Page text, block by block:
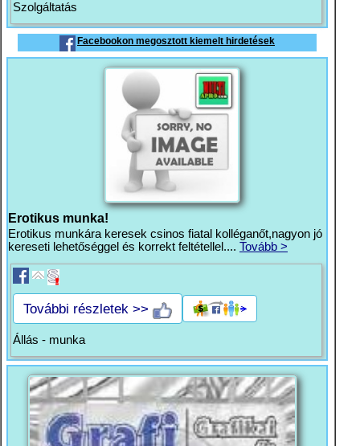
Szolgáltatás
Facebookon megosztott kiemelt hirdetések
Erotikus munka!
Erotikus munkára keresek csinos fiatal kolléganőt,nagyon jó
kereseti lehetőséggel és korrekt feltétellel.... Tovább >
További részletek >>
Állás - munka